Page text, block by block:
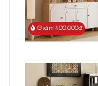
Giảm 400.000đ